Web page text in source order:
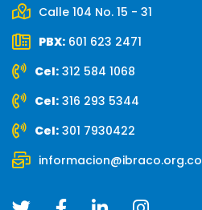
Calle 104 No. 15 - 31
PBX: 601 623 2471
Cel: 312 584 1068
Cel: 316 293 5344
Cel: 301 7930422
informacion@ibraco.org.co